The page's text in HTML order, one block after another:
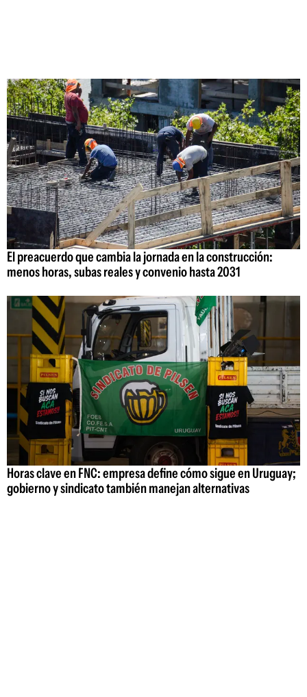
El preacuerdo que cambia la jornada en la construcción:
menos horas, subas reales y convenio hasta 2031
Horas clave en FNC: empresa define cómo sigue en Uruguay;
gobierno y sindicato también manejan alternativas